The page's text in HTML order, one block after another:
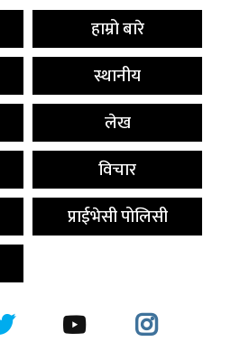
हाम्रो बारे
स्थानीय
लेख
विचार
प्राईभेसी पोलिसी